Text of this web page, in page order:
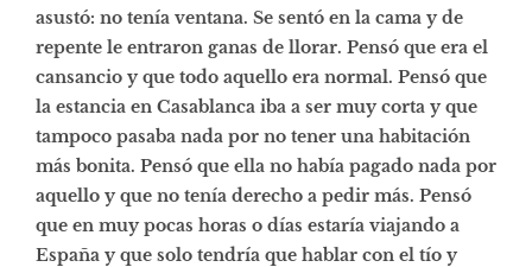
asustó: no tenía ventana. Se sentó en la cama y de
repente le entraron ganas de llorar. Pensó que era el
cansancio y que todo aquello era normal. Pensó que
la estancia en Casablanca iba a ser muy corta y que
tampoco pasaba nada por no tener una habitación
más bonita. Pensó que ella no había pagado nada por
aquello y que no tenía derecho a pedir más. Pensó
que en muy pocas horas o días estaría viajando a
España y que solo tendría que hablar con el tío y